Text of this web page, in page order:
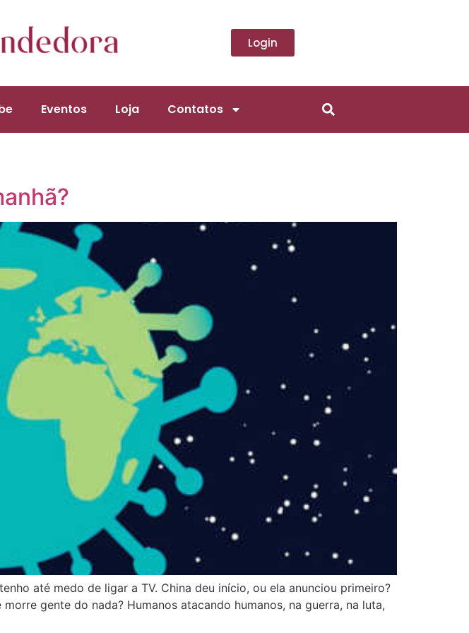
Login
Eventos Loja Contatos
até medo de ligar a TV. China deu início, ou ela anunciou primeiro?
gente do nada? Humanos atacando humanos, na guerra, na luta,